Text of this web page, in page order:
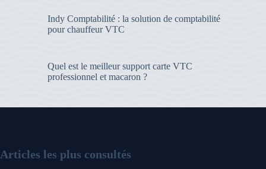
Indy Comptabilité : la solution de comptabilité
pour chauffeur VTC
Quel est le meilleur support carte VTC
professionnel et macaron ?
Articles les plus consultés